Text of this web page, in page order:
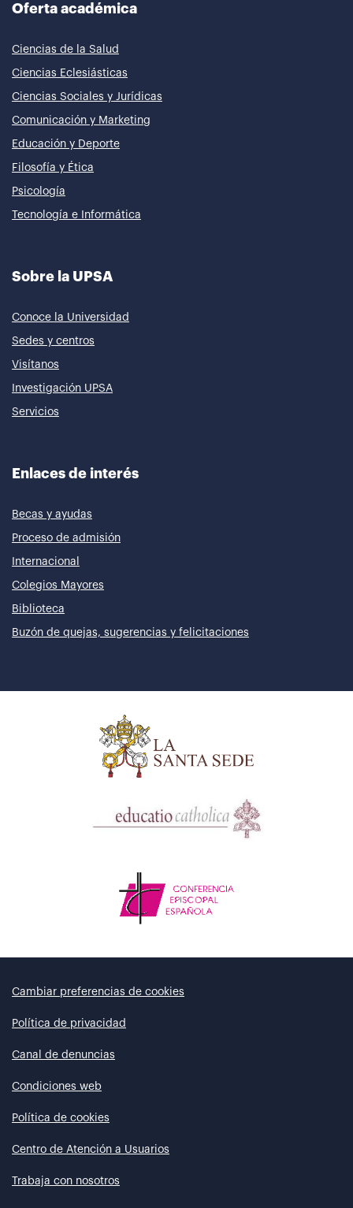
Oferta académica
Ciencias de la Salud
Ciencias Eclesiásticas
Ciencias Sociales y Jurídicas
Comunicación y Marketing
Educación y Deporte
Filosofía y Ética
Psicología
Tecnología e Informática
Sobre la UPSA
Conoce la Universidad
Sedes y centros
Visítanos
Investigación UPSA
Servicios
Enlaces de interés
Becas y ayudas
Proceso de admisión
Internacional
Colegios Mayores
Biblioteca
Buzón de quejas, sugerencias y felicitaciones
Cambiar preferencias de cookies
Política de privacidad
Canal de denuncias
Condiciones web
Política de cookies
Centro de Atención a Usuarios
Trabaja con nosotros